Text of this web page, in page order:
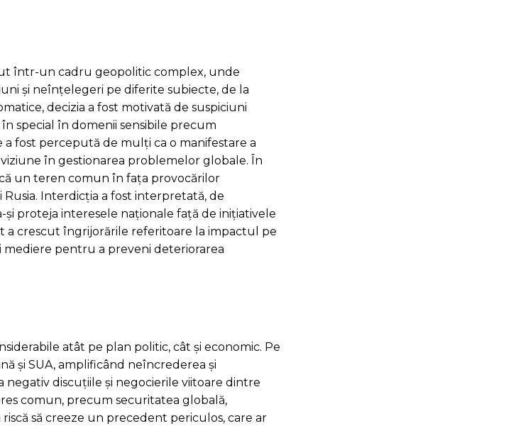
într-un cadru geopolitic complex, unde
și neînțelegeri pe diferite subiecte, de la
decizia a fost motivată de suspiciuni
special în domenii sensibile precum
fost percepută de mulți ca o manifestare a
în gestionarea problemelor globale. În
un teren comun în fața provocărilor
Interdicția a fost interpretată, de
și proteja interesele naționale față de inițiativele
a crescut îngrijorările referitoare la impactul pe
pentru a preveni deteriorarea
atât pe plan politic, cât și economic. Pe
și SUA, amplificând neîncrederea și
discuțiile și negocierile viitoare dintre
comun, precum securitatea globală,
să creeze un precedent periculos, care ar